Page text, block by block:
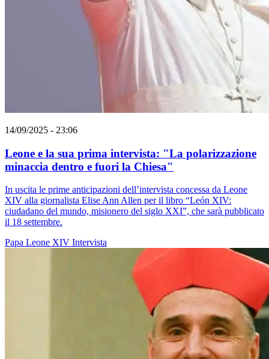
14/09/2025 - 23:06
Leone e la sua prima intervista: "La polarizzazione
minaccia dentro e fuori la Chiesa"
In uscita le prime anticipazioni dell’intervista concessa da Leone
XIV alla giornalista Elise Ann Allen per il libro “León XIV:
ciudadano del mundo, misionero del siglo XXI”, che sarà pubblicato
il 18 settembre.
Papa Leone XIV Intervista